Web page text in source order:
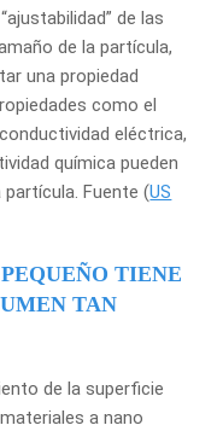
de las
de la partícula,
una propiedad
como el
eléctrica,
química pueden
Fuente (US
TIENE
TAN
de la superficie
a nano